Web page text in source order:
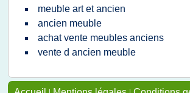
meuble art et ancien
ancien meuble
achat vente meubles anciens
vente d ancien meuble